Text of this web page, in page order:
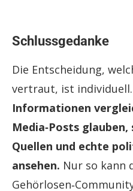
Schlussgedanke
Die Entscheidung,
vertraut, ist
Informationen
Media‑Posts
Quellen und echte
ansehen. Nur so kann